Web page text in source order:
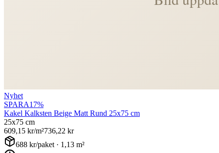
Nyhet
SPARA17%
Kakel Kalksten Beige Matt Rund 25x75 cm
25x75 cm
609,15 kr/m²736,22 kr
688 kr/paket · 1,13 m²